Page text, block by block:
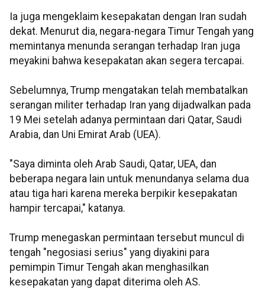
Ia juga mengeklaim kesepakatan dengan Iran sudah
dekat. Menurut dia, negara-negara Timur Tengah yang
memintanya menunda serangan terhadap Iran juga
meyakini bahwa kesepakatan akan segera tercapai.
Sebelumnya, Trump mengatakan telah membatalkan
serangan militer terhadap Iran yang dijadwalkan pada
19 Mei setelah adanya permintaan dari Qatar, Saudi
Arabia, dan Uni Emirat Arab (UEA).
"Saya diminta oleh Arab Saudi, Qatar, UEA, dan
beberapa negara lain untuk menundanya selama dua
atau tiga hari karena mereka berpikir kesepakatan
hampir tercapai," katanya.
Trump menegaskan permintaan tersebut muncul di
tengah "negosiasi serius" yang diyakini para
pemimpin Timur Tengah akan menghasilkan
kesepakatan yang dapat diterima oleh AS.